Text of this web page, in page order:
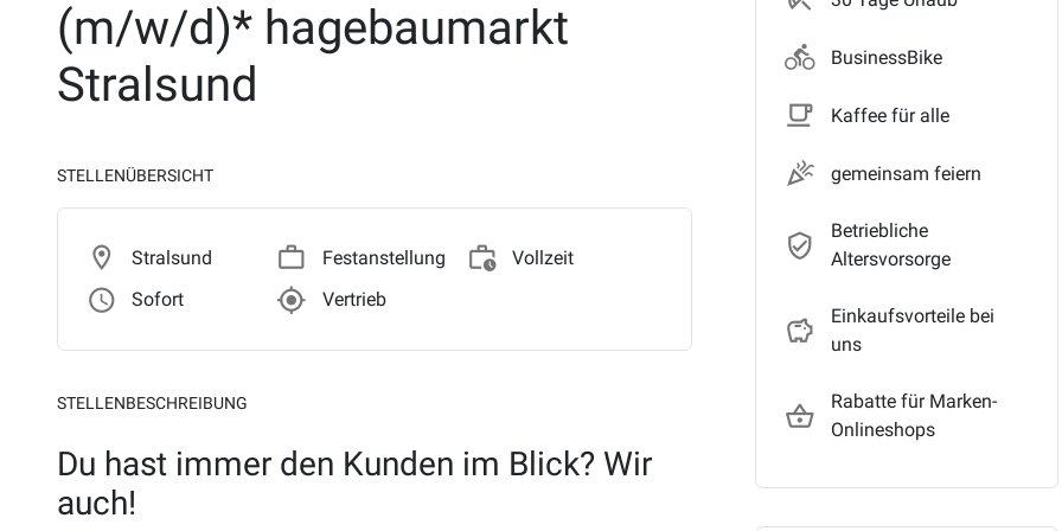
(m/w/d)* hagebaumarkt
Stralsund
STELLENÜBERSICHT
location_on Stralsund work_outline Festanstellung work_history Vollzeit
access_time Sofort gps_fixed_outlined
Vertrieb
STELLENBESCHREIBUNG
Du hast immer den Kunden im Blick? Wir
auch!
directions_bike BusinessBike
Kaffee für alle
gemeinsam feiern
Betriebliche
Altersvorsorge
Einkaufsvorteile bei
uns
Rabatte für Marken-
Onlineshops